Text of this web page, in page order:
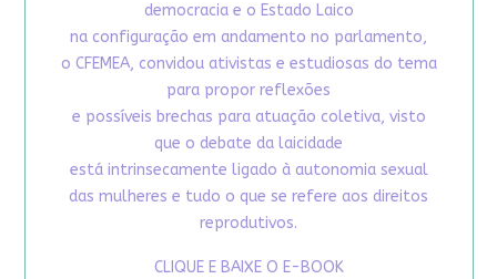
democracia e o Estado Laico
na configuração em andamento no parlamento,
o CFEMEA, convidou ativistas e estudiosas do tema
para propor reflexões
e possíveis brechas para atuação coletiva, visto
que o debate da laicidade
está intrinsecamente ligado à autonomia sexual
das mulheres e tudo o que se refere aos direitos
reprodutivos.
CLIQUE E BAIXE O E-BOOK